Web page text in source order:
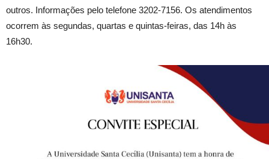
outros. Informações pelo telefone 3202-7156. Os atendimentos
ocorrem às segundas, quartas e quintas-feiras, das 14h às
16h30.